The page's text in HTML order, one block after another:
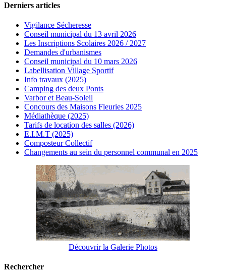
Derniers articles
Vigilance Sécheresse
Conseil municipal du 13 avril 2026
Les Inscriptions Scolaires 2026 / 2027
Demandes d'urbanismes
Conseil municipal du 10 mars 2026
Labellisation Village Sportif
Info travaux (2025)
Camping des deux Ponts
Varbor et Beau-Soleil
Concours des Maisons Fleuries 2025
Médiathèque (2025)
Tarifs de location des salles (2026)
E.I.M.T (2025)
Composteur Collectif
Changements au sein du personnel communal en 2025
Découvrir la Galerie Photos
Rechercher